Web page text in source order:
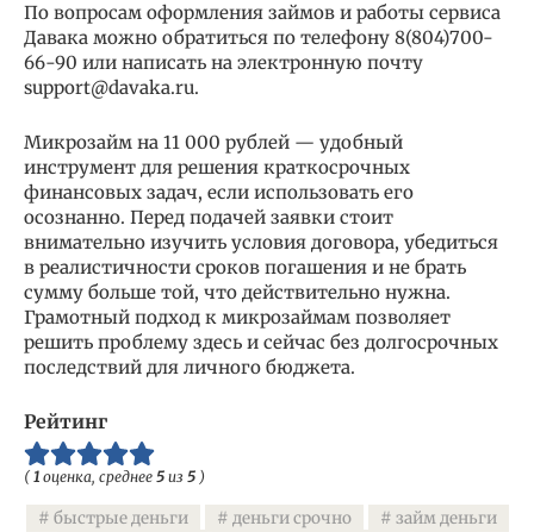
По вопросам оформления займов и работы сервиса
Давака можно обратиться по телефону 8(804)700-
66-90 или написать на электронную почту
support@davaka.ru.
Микрозайм на 11 000 рублей — удобный
инструмент для решения краткосрочных
финансовых задач, если использовать его
осознанно. Перед подачей заявки стоит
внимательно изучить условия договора, убедиться
в реалистичности сроков погашения и не брать
сумму больше той, что действительно нужна.
Грамотный подход к микрозаймам позволяет
решить проблему здесь и сейчас без долгосрочных
последствий для личного бюджета.
Рейтинг
( 1 оценка, среднее 5 из 5 )
быстрые деньги деньги срочно
займ деньги